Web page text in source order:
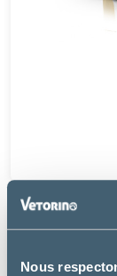
Nous